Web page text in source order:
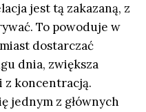
jest tą zakazaną, z
To powoduje w
dostarczać
dnia, zwiększa
koncentracją.
jednym z głównych